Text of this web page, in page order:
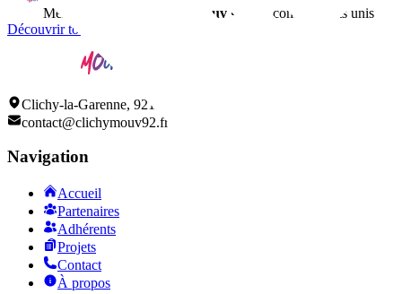
Membre du réseau ClichyMouv • 150+ commerçants unis
Découvrir tous nos adhérents
Clichy-la-Garenne, 92110
contact@clichymouv92.fr
Navigation
Accueil
Partenaires
Adhérents
Projets
Contact
À propos